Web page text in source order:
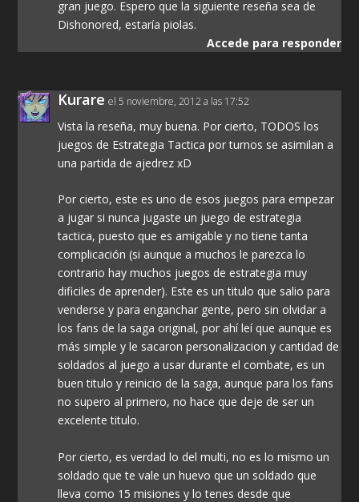
gran juego. Espero que la siguiente reseña sea de
Dishonored, estaría piolas.
Accede para responder
Kurare el 5 noviembre, 2012 a las 17:52
Vista la reseña, muy buena. Por cierto, TODOS los
juegos de Estrategia Tactica por turnos se asimilan a
una partida de ajedrez xD
Por cierto, este es uno de esos juegos para empezar
a jugar si nunca jugaste un juego de estrategia
tactica, puesto que es amigable y no tiene tanta
complicación (si aunque a muchos le parezca lo
contrario hay muchos juegos de estrategia muy
dificiles de aprender). Este es un titulo que salio para
venderse y para enganchar gente, pero sin olvidar a
los fans de la saga original, por ahí leí que aunque es
más simple y le sacaron personalizacion y cantidad de
soldados al juego a usar durante el combate, es un
buen titulo y reinicio de la saga, aunque para los fans
no supero al primero, no hace que deje de ser un
excelente titulo.
Por cierto, es verdad lo del multi, no es lo mismo un
soldado que te vale un huevo que un soldado que
lleva como 15 misiones y lo tenes desde que